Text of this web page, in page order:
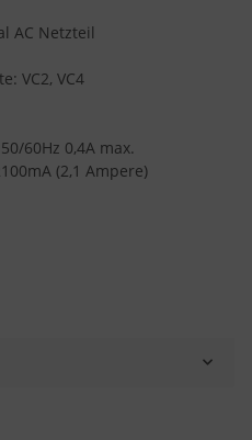
AC Netzteil
VC2, VC4
60Hz 0,4A max.
(2,1 Ampere)